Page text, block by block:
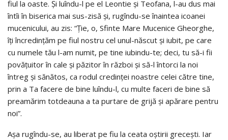
fiul la oaste. Şi luîndu-l pe el Leontie şi Teofana, l-au dus mai
întîi în biserica mai sus-zisă şi, rugîndu-se înaintea icoanei
mucenicului, au zis: “Ţie, o, Sfinte Mare Mucenice Gheorghe,
îţi încredinţăm pe fiul nostru cel unul-născut şi iubit, pe care
cu numele tău l-am numit, pe tine iubindu-te; deci, tu să-i fii
povăţuitor în cale şi păzitor în război şi să-l întorci la noi
întreg şi sănătos, ca rodul credinţei noastre celei către tine,
prin a Ta facere de bine luîndu-l, cu multe faceri de bine să
preamărim totdeauna a ta purtare de grijă şi apărare pentru
noi”.
Aşa rugîndu-se, au liberat pe fiu la ceata oştirii greceşti. Iar